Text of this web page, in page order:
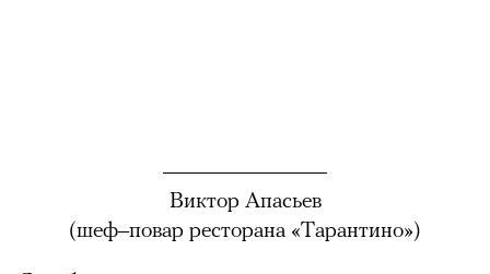
Виктор Апасьев
(шеф–повар ресторана «Тарантино»)